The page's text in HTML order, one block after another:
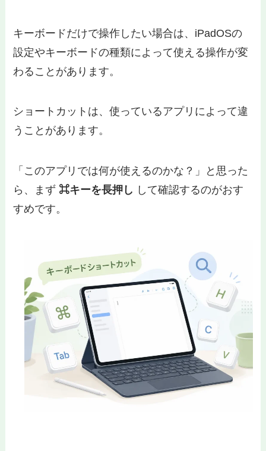
キーボードだけで操作したい場合は、iPadOSの
設定やキーボードの種類によって使える操作が変
わることがあります。
ショートカットは、使っているアプリによって違
うことがあります。
「このアプリでは何が使えるのかな？」と思った
ら、まず ⌘キーを長押し して確認するのがおす
すめです。